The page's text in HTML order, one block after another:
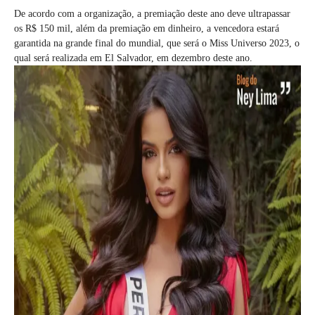
De acordo com a organização, a premiação deste ano deve ultrapassar
os R$ 150 mil, além da premiação em dinheiro, a vencedora estará
garantida na grande final do mundial, que será o Miss Universo 2023, o
qual será realizada em El Salvador, em dezembro deste ano.